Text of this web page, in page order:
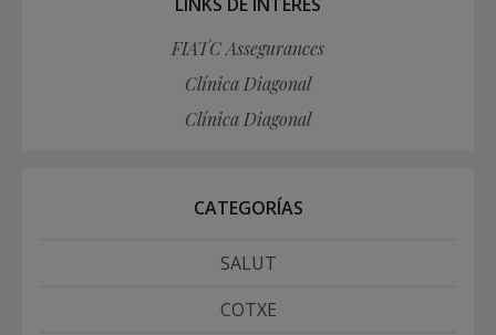
FIATC Assegurances
Clínica Diagonal
Clínica Diagonal
CATEGORÍAS
SALUT
COTXE